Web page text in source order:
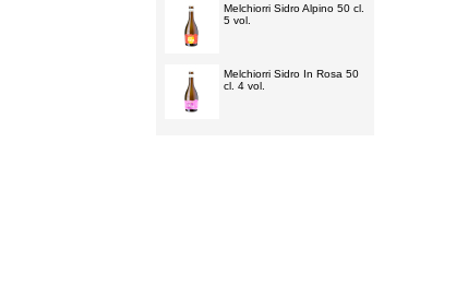
Melchiorri Sidro Alpino 50 cl.
5 vol.
Melchiorri Sidro In Rosa 50
cl. 4 vol.